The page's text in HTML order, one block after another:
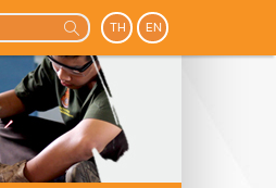
TH EN